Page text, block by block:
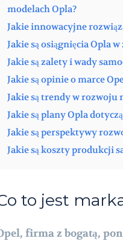
modelach Opla?
Jakie innowacyjne
Jakie są osiągnięcia Opla
Jakie są zalety i wady
Jakie są opinie o marce
Jakie są trendy w rozwoju
Jakie są plany Opla
Jakie są perspektywy
Jakie są koszty produkcji
to jest
firma z bogatą,